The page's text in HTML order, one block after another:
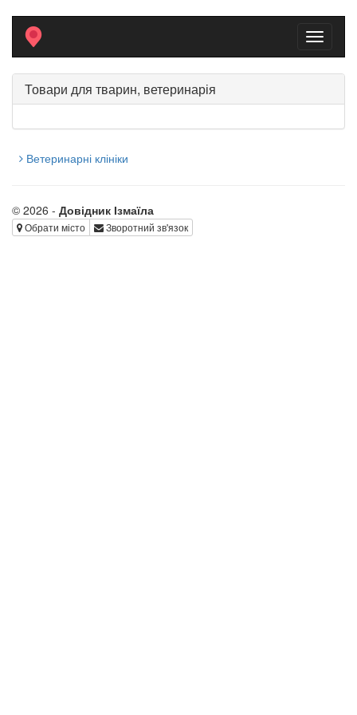
Toggle
Товари для тварин, ветеринарія
Ветеринарні клініки
© 2026 - Довідник Ізмаїла
Обрати місто Зворотний зв'язок